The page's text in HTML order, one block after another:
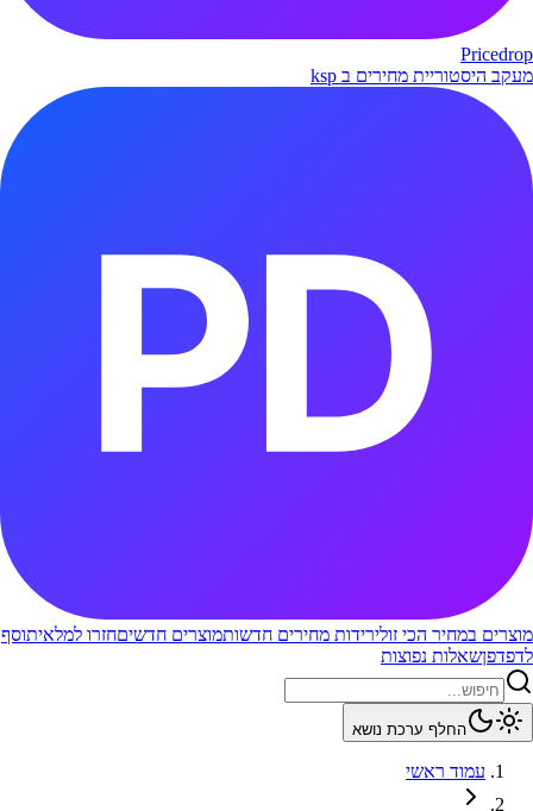
Pricedrop
מעקב היסטוריית מחירים ב ksp
מוצרים במחיר הכי זולירידות מחירים חדשותמוצרים חדשיםחזרו למלאיתוסף
לדפדפןשאלות נפוצות
החלף ערכת נושא
עמוד ראשי